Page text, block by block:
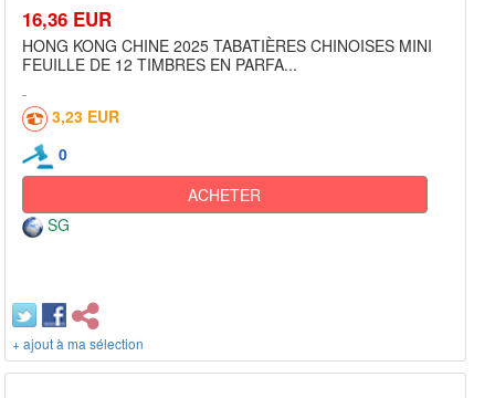
16,36 EUR
HONG KONG CHINE 2025 TABATIÈRES CHINOISES MINI
FEUILLE DE 12 TIMBRES EN PARFA...
3,23 EUR
0
ACHETER
SG
+ ajout à ma sélection